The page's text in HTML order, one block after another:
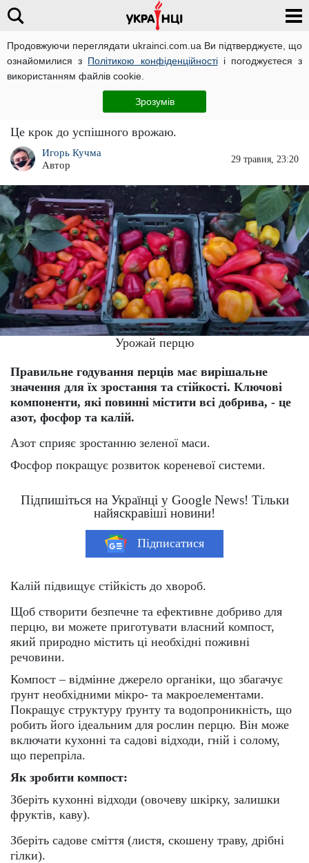
Продовжуючи переглядати ukrainci.com.ua Ви підтверджуєте, що
ознайомилися з Політикою конфіденційностіі погоджуєтеся з
використанням файлів cookie.
Зрозумів
Важливо
Перець обожнює цю підгодівлю: обов'язково
Це крок до успішного врожаю.
Игорь Кучма
Автор
29 травня, 23:20
Урожай перцю
Правильне годування перців має вирішальне
значення для їх зростання та стійкості. Ключові
компоненти, які повинні містити всі добрива, - це
азот, фосфор та калій.
Азот сприяє зростанню зеленої маси.
Фосфор покращує розвиток кореневої системи.
Підпишіться на Українці у Google News! Тільки
найяскравіші новини!
Підписатися
Калій підвищує стійкість до хвороб.
Щоб створити безпечне та ефективне добриво для
перцю, ви можете приготувати власний компост,
який природно містить ці необхідні поживні
речовини.
Компост – відмінне джерело органіки, що збагачує
ґрунт необхідними мікро- та макроелементами.
Покращує структуру ґрунту та водопроникність, що
робить його ідеальним для рослин перцю. Він може
включати кухонні та садові відходи, гній і солому,
що перепріла.
Як зробити компост:
Зберіть кухонні відходи (овочеву шкірку, залишки
фруктів, каву).
Зберіть садове сміття (листя, скошену траву, дрібні
гілки).